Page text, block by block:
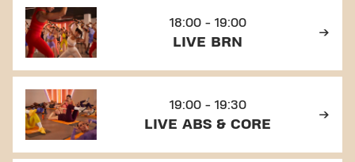
18:00 - 19:00
LIVE BRN
19:00 - 19:30
LIVE ABS & CORE